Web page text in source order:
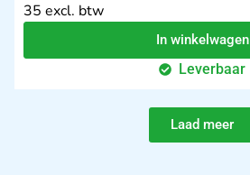
35 excl. btw
In winkelwagen
Leverbaar
Laad meer